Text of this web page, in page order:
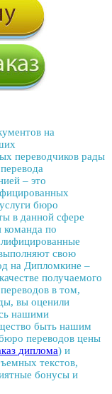
на
переводчиков рады
– это
услуги бюро
в данной сфере
команда по
свою
на Дипломкине –
получаемого
в том,
вы оценили
нашими
быть нашим
переводов цены
диплома) и
текстов,
бонусы и